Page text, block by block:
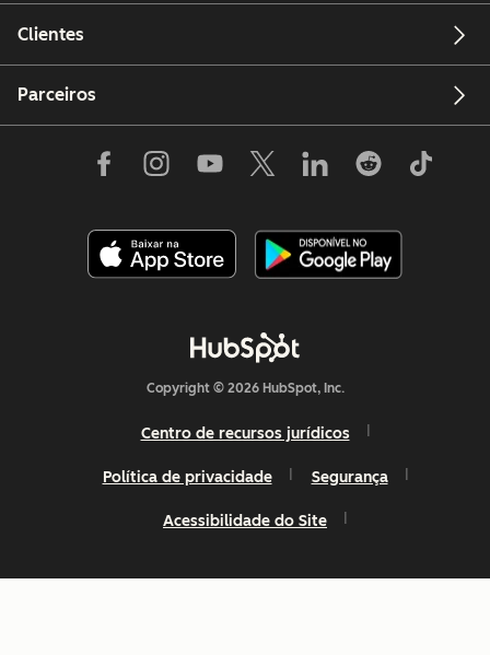
Clientes
Parceiros
Copyright © 2026 HubSpot, Inc.
Centro de recursos jurídicos
Política de privacidade Segurança
Acessibilidade do Site